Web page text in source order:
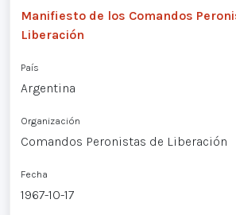
Manifiesto de los Comandos
Liberación
País
Argentina
Organización
Comandos Peronistas de Liberación
Fecha
1967-10-17